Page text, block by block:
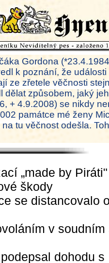
Gordona
k poznání, že
ze zřetele věčnosti
dělat způsobem, jaký
+ 4.9.2008) se nikdy
památce mé ženy
tu věčnost odešla.
„made by
škody
se distancovalo
v soudním
dohodu s